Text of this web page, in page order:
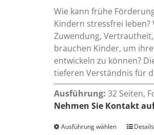
Wie kann frühe
Kindern stressfrei
Zuwendung,
brauchen Kinder, um
entwickeln zu können?
tieferen Verständnis für
Ausführung: 32 Seiten,
Nehmen Sie Kontakt
Ausführung wählen
Dieses
Details